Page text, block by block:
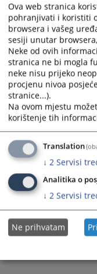
Linkovi
Raspored suđenja
Prateći
Raspored
Raspored
Raspored
Ova web stranica
pohranjivati i koristiti
browsera i vašeg
sesiji unutar
Neke od ovih
stranica ne bi mogla
neke nisu prijeko
procjenu nivoa
stranice...).
Na ovom mjestu
korištenje tih
Translation
↓ 2 Servisi
Analitika o
↓ 2 Servisi
Ne prihvatam